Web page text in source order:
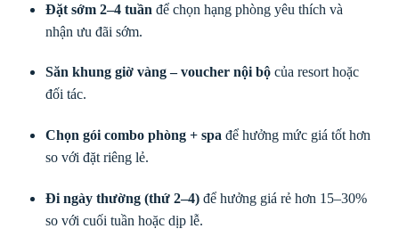
Đặt sớm 2–4 tuần để chọn hạng phòng yêu thích và
nhận ưu đãi sớm.
Săn khung giờ vàng – voucher nội bộcủa resort hoặc
đối tác.
Chọn gói combo phòng + spa để hưởng mức giá tốt hơn
so với đặt riêng lẻ.
Đi ngày thường (thứ 2–4)để hưởng giá rẻ hơn 15–30%
so với cuối tuần hoặc dịp lễ.